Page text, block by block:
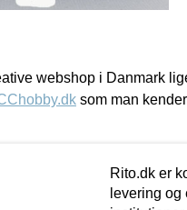
webshop i Danmark
som man
Rito.dk er
levering